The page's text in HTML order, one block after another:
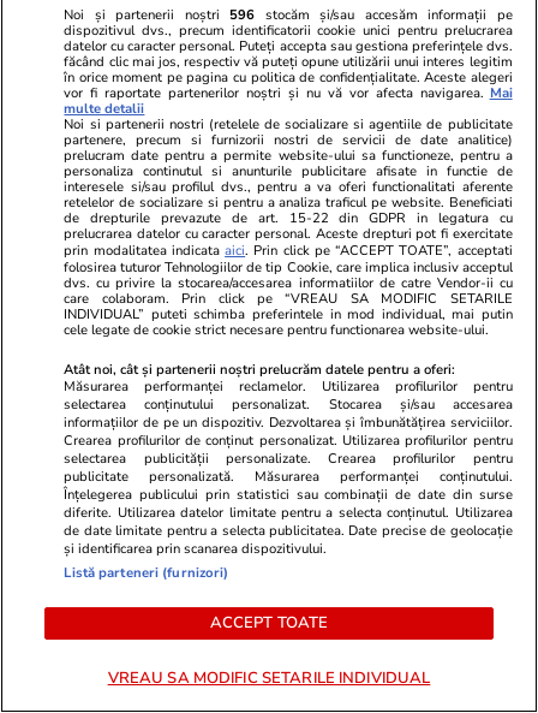
MONDEN
Stiri Mondene 03 aug.
Vedeta din România care s-a
luptat cu depresia: „M-am trezit
într-o dimineață și am tras
draperiile”
Stiri Mondene
„Vocea României” 2026 începe
pe 4 septembrie. Tot ce trebuie
să știi despre show
PARTENERI
Noi și partenerii noștri 596 stocăm și/sau accesăm informații pe
dispozitivul dvs., precum identificatorii cookie unici pentru prelucrarea
datelor cu caracter personal. Puteți accepta sau gestiona preferințele dvs.
făcând clic mai jos, respectiv vă puteți opune utilizării unui interes legitim
în orice moment pe pagina cu politica de confidențialitate. Aceste alegeri
vor fi raportate partenerilor noștri și nu vă vor afecta navigarea. Mai
multe detalii
Noi si partenerii nostri (retelele de socializare si agentiile de publicitate
partenere, precum si furnizorii nostri de servicii de date analitice)
prelucram date pentru a permite website-ului sa functioneze, pentru a
personaliza continutul si anunturile publicitare afisate in functie de
interesele si/sau profilul dvs., pentru a va oferi functionalitati aferente
retelelor de socializare si pentru a analiza traficul pe website. Beneficiati
de drepturile prevazute de art. 15-22 din GDPR in legatura cu
prelucrarea datelor cu caracter personal. Aceste drepturi pot fi exercitate
prin modalitatea indicataaici. Prin click pe “ACCEPT TOATE”, acceptati
folosirea tuturor Tehnologiilor de tip Cookie, care implica inclusiv acceptul
dvs. cu privire la stocarea/accesarea informatiilor de catre Vendor-ii cu
care colaboram. Prin click pe “VREAU SA MODIFIC SETARILE
INDIVIDUAL” puteti schimba preferintele in mod individual, mai putin
cele legate de cookie strict necesare pentru functionarea website-ului.
Atât noi, cât și partenerii noștri prelucrăm datele pentru a oferi:
Măsurarea performanței reclamelor. Utilizarea profilurilor pentru
selectarea conținutului personalizat. Stocarea și/sau accesarea
informațiilor de pe un dispozitiv. Dezvoltarea și îmbunătățirea serviciilor.
Crearea profilurilor de conținut personalizat. Utilizarea profilurilor pentru
selectarea publicității personalizate. Crearea profilurilor pentru
publicitate personalizată. Măsurarea performanței conținutului.
Înțelegerea publicului prin statistici sau combinații de date din surse
diferite. Utilizarea datelor limitate pentru a selecta conținutul. Utilizarea
de date limitate pentru a selecta publicitatea. Date precise de geolocație
și identificarea prin scanarea dispozitivului.
Listă parteneri (furnizori)
ACCEPT TOATE
VREAU SA MODIFIC SETARILE INDIVIDUAL